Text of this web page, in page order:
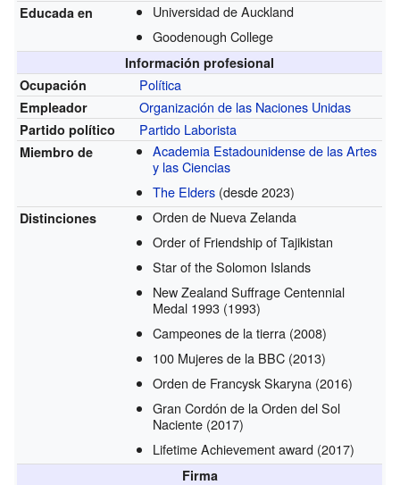
Educada en
Universidad de Auckland
Goodenough College
Información profesional
Ocupación
Política
Empleador Organización de las Naciones Unidas
Partido político Partido Laborista
Miembro de
Academia Estadounidense de las Artes
y las Ciencias
The Elders (desde 2023)
Distinciones
Orden de Nueva Zelanda
Order of Friendship of Tajikistan
Star of the Solomon Islands
New Zealand Suffrage Centennial
Medal 1993 (1993)
Campeones de la tierra (2008)
100 Mujeres de la BBC (2013)
Orden de Francysk Skaryna (2016)
Gran Cordón de la Orden del Sol
Naciente (2017)
Lifetime Achievement award (2017)
Firma